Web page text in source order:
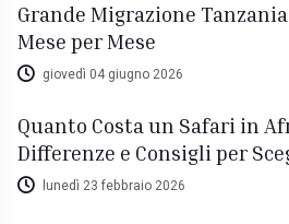
Grande Migrazione
Mese per Mese
giovedì 04 giugno 2026
Quanto Costa un Safari in
Differenze e Consigli per
lunedì 23 febbraio 2026